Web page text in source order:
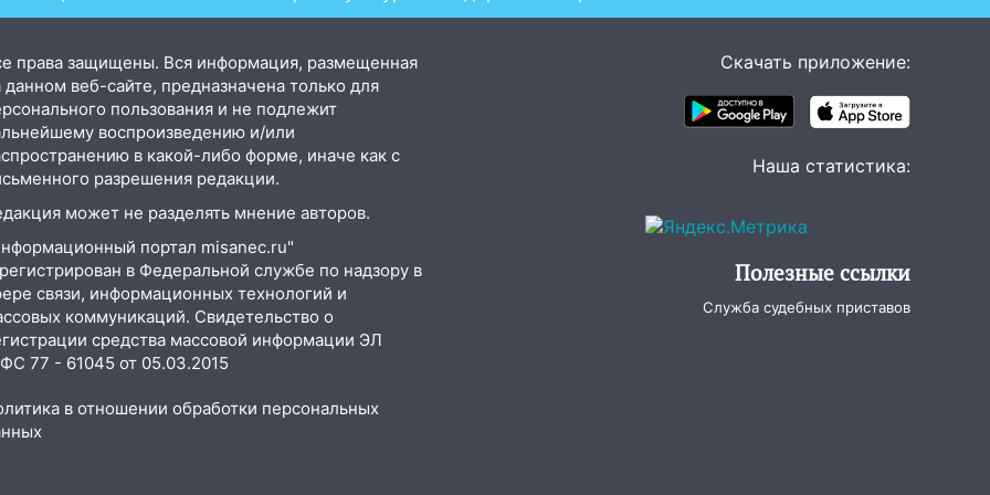
права защищены. Вся информация, размещенная
данном веб-сайте, предназначена только для
пользования и не подлежит
воспроизведению и/или
в какой-либо форме, иначе как с
разрешения редакции.
может не разделять мнение авторов.
портал misanec.ru"
в Федеральной службе по надзору в
связи, информационных технологий и
коммуникаций. Свидетельство о
средства массовой информации ЭЛ
77 - 61045 от 05.03.2015
в отношении обработки персональных
Скачать приложение:
Наша статистика:
Полезные ссылки
Служба судебных приставов